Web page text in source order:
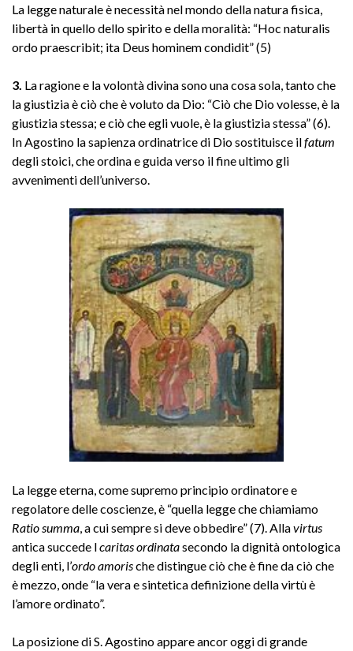
La legge naturale è necessità nel mondo della natura fisica,
libertà in quello dello spirito e della moralità: “Hoc naturalis
ordo praescribit; ita Deus hominem condidit” (5)
3. La ragione e la volontà divina sono una cosa sola, tanto che
la giustizia è ciò che è voluto da Dio: “Ciò che Dio volesse, è la
giustizia stessa; e ciò che egli vuole, è la giustizia stessa” (6).
In Agostino la sapienza ordinatrice di Dio sostituisce ilfatum
degli stoici, che ordina e guida verso il fine ultimo gli
avvenimenti dell’universo.
La legge eterna, come supremo principio ordinatore e
regolatore delle coscienze, è “quella legge che chiamiamo
Ratio summa , a cui sempre si deve obbedire” (7). Allavirtus
antica succede lcaritas ordinatasecondo la dignità ontologica
degli enti, l’ordo amorische distingue ciò che è fine da ciò che
è mezzo, onde “la vera e sintetica definizione della virtù è
l’amore ordinato”.
La posizione di S. Agostino appare ancor oggi di grande